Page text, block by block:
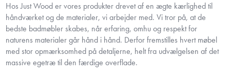
Hos Just Wood er vores produkter drevet af en ægte kærlighed til
håndværket og de materialer, vi arbejder med. Vi tror på, at de
bedste badmøbler skabes, når erfaring, omhu og respekt for
naturens materialer går hånd i hånd. Derfor fremstilles hvert møbel
med stor opmærksomhed på detaljerne, helt fra udvælgelsen af det
massive egetræ til den færdige overflade.